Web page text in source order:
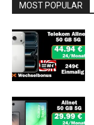
MOST POPULAR